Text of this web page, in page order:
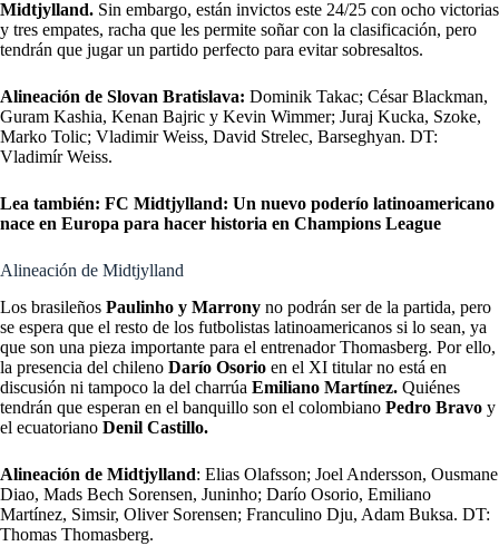
Midtjylland. Sin embargo, están invictos este 24/25 con ocho victorias
y tres empates, racha que les permite soñar con la clasificación, pero
tendrán que jugar un partido perfecto para evitar sobresaltos.
Alineación de Slovan Bratislava: Dominik Takac; César Blackman,
Guram Kashia, Kenan Bajric y Kevin Wimmer; Juraj Kucka, Szoke,
Marko Tolic; Vladimir Weiss, David Strelec, Barseghyan. DT:
Vladimír Weiss.
Lea también: FC Midtjylland: Un nuevo poderío latinoamericano
nace en Europa para hacer historia en Champions League
Alineación de Midtjylland
Los brasileños Paulinho y Marrony no podrán ser de la partida, pero
se espera que el resto de los futbolistas latinoamericanos si lo sean, ya
que son una pieza importante para el entrenador Thomasberg. Por ello,
la presencia del chileno Darío Osorio en el XI titular no está en
discusión ni tampoco la del charrúa Emiliano Martínez. Quiénes
tendrán que esperan en el banquillo son el colombiano Pedro Bravo y
el ecuatoriano Denil Castillo.
Alineación de Midtjylland: Elias Olafsson; Joel Andersson, Ousmane
Diao, Mads Bech Sorensen, Juninho; Darío Osorio, Emiliano
Martínez, Simsir, Oliver Sorensen; Franculino Dju, Adam Buksa. DT:
Thomas Thomasberg.